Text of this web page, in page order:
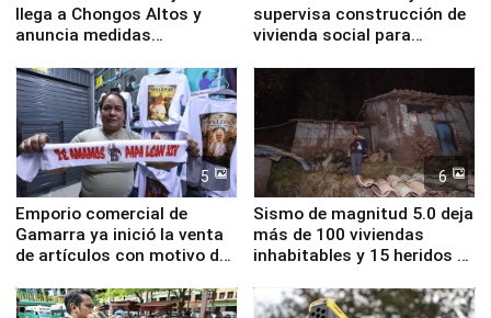
llega a Chongos Altos y
anuncia medidas
educación, salud y empleo
supervisa construcción de
vivienda social para
5
Emporio comercial de
Gamarra ya inició la venta
de artículos con motivo de
6
Sismo de magnitud 5.0 deja
más de 100 viviendas
inhabitables y 15 heridos en